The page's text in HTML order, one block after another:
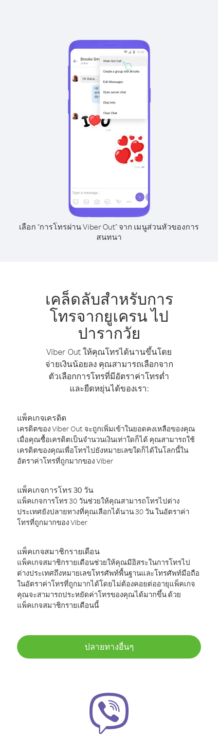
เลือก "การโทรผ่าน Viber Out" จาก เมนูส่วนหัวของการ
สนทนา
เคล็ดลับสำหรับการ
โทรจากยูเครน ไป
ปารากวัย
Viber Out ให้คุณโทรได้นานขึ้นโดย
จ่ายเงินน้อยลง คุณสามารถเลือกจาก
ตัวเลือกการโทรที่มีอัตราค่าโทรต่ำ
และยืดหยุ่นได้ของเรา:
แพ็คเกจเครดิต
เครดิตของ Viber Out จะถูกเพิ่มเข้าในยอดคงเหลือของคุณ
เมื่อคุณซื้อเครดิตเป็นจำนวนเงินเท่าใดก็ได้ คุณสามารถใช้
เครดิตของคุณเพื่อโทรไปยังหมายเลขใดก็ได้ในโลกนี้ใน
อัตราค่าโทรที่ถูกมากของ Viber
แพ็คเกจการโทร 30 วัน
แพ็คเกจการโทร 30 วันช่วยให้คุณสามารถโทรไปต่าง
ประเทศยังปลายทางที่คุณเลือกได้นาน 30 วัน ในอัตราค่า
โทรที่ถูกมากของ Viber
แพ็คเกจสมาชิกรายเดือน
แพ็คเกจสมาชิกรายเดือนช่วยให้คุณมีอิสระในการโทรไป
ต่างประเทศถึงหมายเลขโทรศัพท์พื้นฐานและโทรศัพท์มือถือ
ในอัตราค่าโทรที่ถูกมากได้โดยไม่ต้องคอยต่ออายุแพ็คเกจ
คุณจะสามารถประหยัดค่าโทรของคุณได้มากขึ้น ด้วย
แพ็คเกจสมาชิกรายเดือนนี้
ปลายทางอื่นๆ